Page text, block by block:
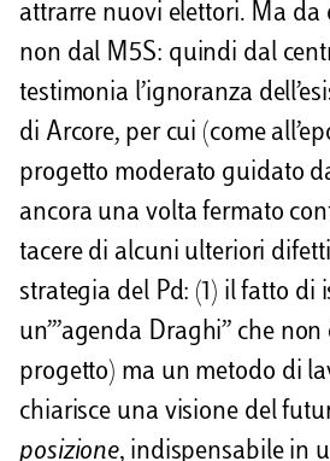
attrarre nuovi elettori. Ma da
non dal M5S: quindi dal
testimonia l’ignoranza
di Arcore, per cui (come
progetto moderato guidato
ancora una volta fermato
tacere di alcuni ulteriori
strategia del Pd: (1) il fatto di
un’”agenda Draghi” che non
progetto) ma un metodo di
chiarisce una visione del
posizione, indispensabile in